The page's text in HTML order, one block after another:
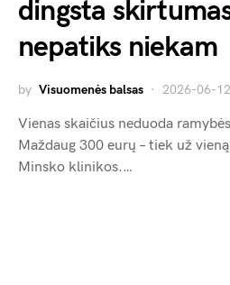
dingsta
nepatiks niekam
by Visuomenės balsas 2026-06-12
Vienas skaičius neduoda
Maždaug 300 eurų – tiek už
Minsko klinikos.…